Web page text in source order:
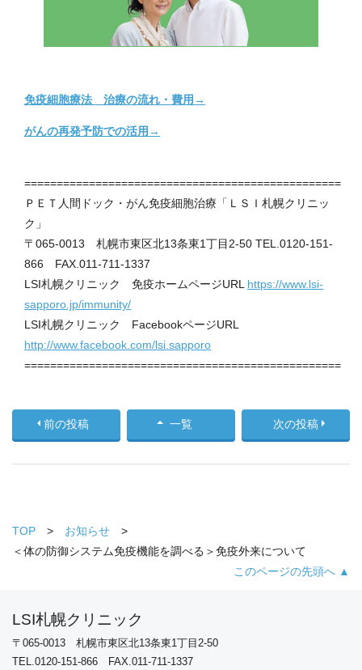
免疫細胞療法 治療の流れ・費用→
がんの再発予防での活用→
=================================================
ＰＥＴ人間ドック・がん免疫細胞治療「ＬＳＩ札幌クリニッ
ク」
〒065-0013 札幌市東区北13条東1丁目2-50 TEL.0120-151-
866 FAX.011-711-1337
LSI札幌クリニック 免疫ホームページURL https://www.lsi-
sapporo.jp/immunity/
LSI札幌クリニック FacebookページURL
http://www.facebook.com/lsi.sapporo
=================================================
前の投稿 一覧 次の投稿
TOP
お知らせ
＜体の防御システム免疫機能を調べる＞免疫外来について
このページの先頭へ ▲
LSI札幌クリニック
〒065-0013 札幌市東区北13条東1丁目2-50
TEL.0120-151-866 FAX.011-711-1337